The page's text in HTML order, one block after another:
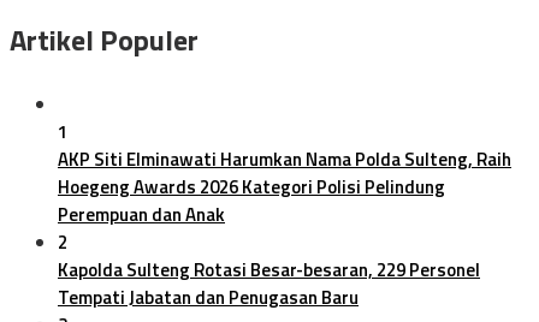
Artikel Populer
1
AKP Siti Elminawati Harumkan Nama Polda Sulteng, Raih
Hoegeng Awards 2026 Kategori Polisi Pelindung
Perempuan dan Anak
2
Kapolda Sulteng Rotasi Besar-besaran, 229 Personel
Tempati Jabatan dan Penugasan Baru